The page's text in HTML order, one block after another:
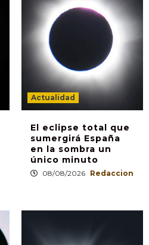
Actualidad
El eclipse total que
sumergirá España
en la sombra un
único minuto
08/08/2026 Redaccion